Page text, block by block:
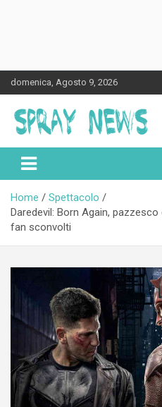
Skip
to
content
domenica, Agosto 9, 2026
Spraynews.it
Home
Spettacolo
Daredevil: Born Again,
fan sconvolti